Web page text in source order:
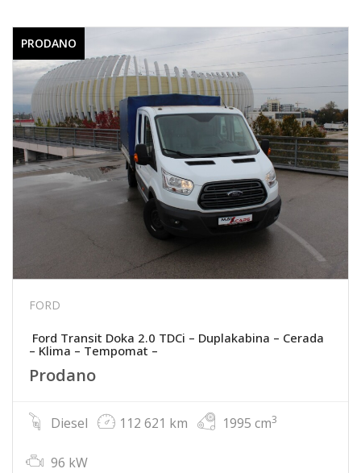
PRODANO
FORD
Ford Transit Doka 2.0 TDCi – Duplakabina – Cerada
– Klima – Tempomat –
Prodano
Diesel 112 621 km 1995 cm3
96 kW